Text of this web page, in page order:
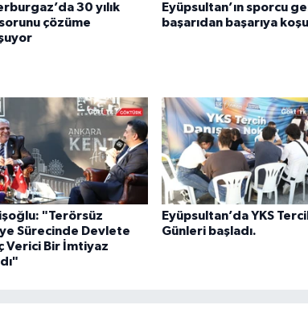
30 yılık
çözüme
Eyüpsultan’ın sporcu
başarıdan başarıya
"Terörsüz
Sürecinde Devlete
Verici Bir İmtiyaz
Eyüpsultan’da YKS
Günleri başladı.